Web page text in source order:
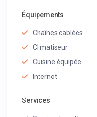
Équipements
Chaînes cablées
Climatiseur
Cuisine équipée
Internet
Services